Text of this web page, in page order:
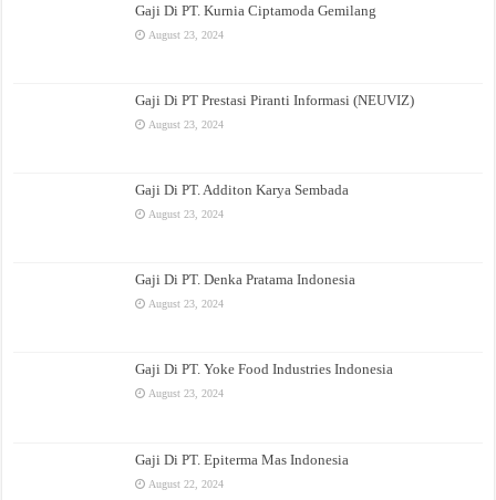
Gaji Di PT. Kurnia Ciptamoda Gemilang
August 23, 2024
Gaji Di PT Prestasi Piranti Informasi (NEUVIZ)
August 23, 2024
Gaji Di PT. Additon Karya Sembada
August 23, 2024
Gaji Di PT. Denka Pratama Indonesia
August 23, 2024
Gaji Di PT. Yoke Food Industries Indonesia
August 23, 2024
Gaji Di PT. Epiterma Mas Indonesia
August 22, 2024